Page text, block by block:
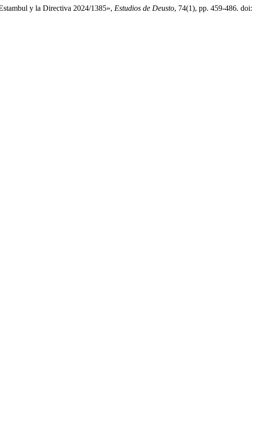
y la Directiva 2024/1385», Estudios de Deusto, 74(1), pp. 459-486. doi: